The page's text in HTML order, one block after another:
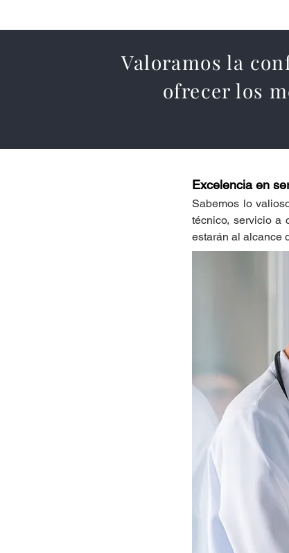
Valoramos la
ofrecer los
Excelencia en
Sabemos lo
técnico, servicio a
estarán al alcance